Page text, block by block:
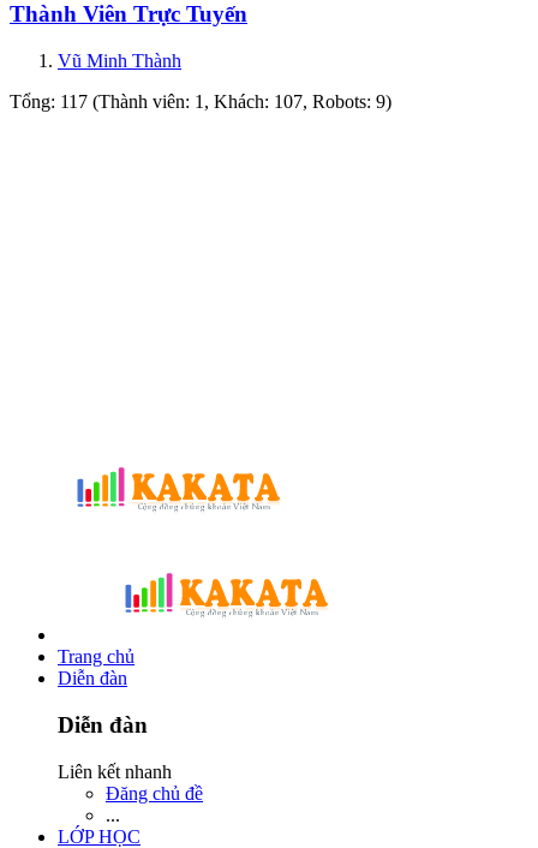
Thành Viên Trực Tuyến
Vũ Minh Thành
Tổng: 117 (Thành viên: 1, Khách: 107, Robots: 9)
Trang chủ
Diễn đàn
Diễn đàn
Liên kết nhanh
Đăng chủ đề
...
LỚP HỌC